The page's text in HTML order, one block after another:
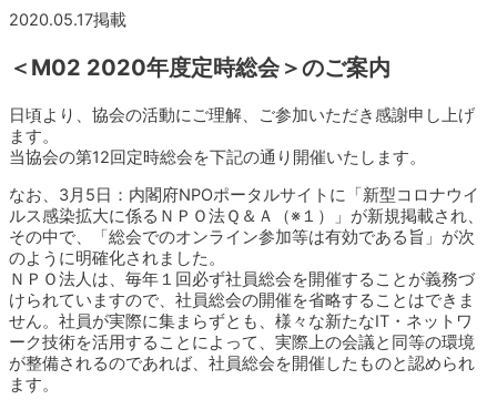
2020.05.17掲載
＜M02 2020年度定時総会＞のご案内
日頃より、協会の活動にご理解、ご参加いただき感謝申し上げ
ます。
当協会の第12回定時総会を下記の通り開催いたします。
なお、3月5日：内閣府NPOポータルサイトに「新型コロナウイ
ルス感染拡大に係るＮＰＯ法Ｑ＆Ａ（※１）」が新規掲載され、
その中で、「総会でのオンライン参加等は有効である旨」が次
のように明確化されました。
ＮＰＯ法人は、毎年１回必ず社員総会を開催することが義務づ
けられていますので、社員総会の開催を省略することはできま
せん。社員が実際に集まらずとも、様々な新たなIT・ネットワ
ーク技術を活用することによって、実際上の会議と同等の環境
が整備されるのであれば、社員総会を開催したものと認められ
ます。